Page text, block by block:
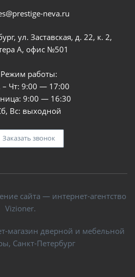
neva.ru
ул. Заставская, д. 22, к. 2,
А, офис №501
Режим работы:
– Чт: 9:00 — 17:00
9:00 — 16:30
Вс: выходной
Заказать звонок
сайта — интернет-агентство
Vizioner.
магазин дверной и мебельной
Санкт-Петербург